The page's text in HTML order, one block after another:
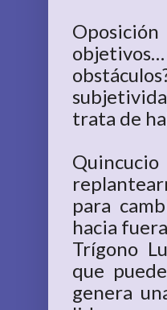
trata de
para
hacia
Trígono
que
genera